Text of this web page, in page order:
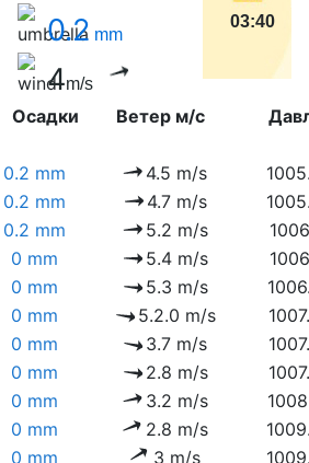
0.2 mm
4m/s
03:40
Осадки Ветер м/с
0.2 mm 4.5 m/s
0.2 mm 4.7 m/s
0.2 mm 5.2 m/s
0 mm 5.4 m/s
0 mm 5.3 m/s
0 mm 5.2.0 m/s
0 mm 3.7 m/s
0 mm 2.8 m/s
0 mm 3.2 m/s
0 mm 2.8 m/s
0 mm 3 m/s